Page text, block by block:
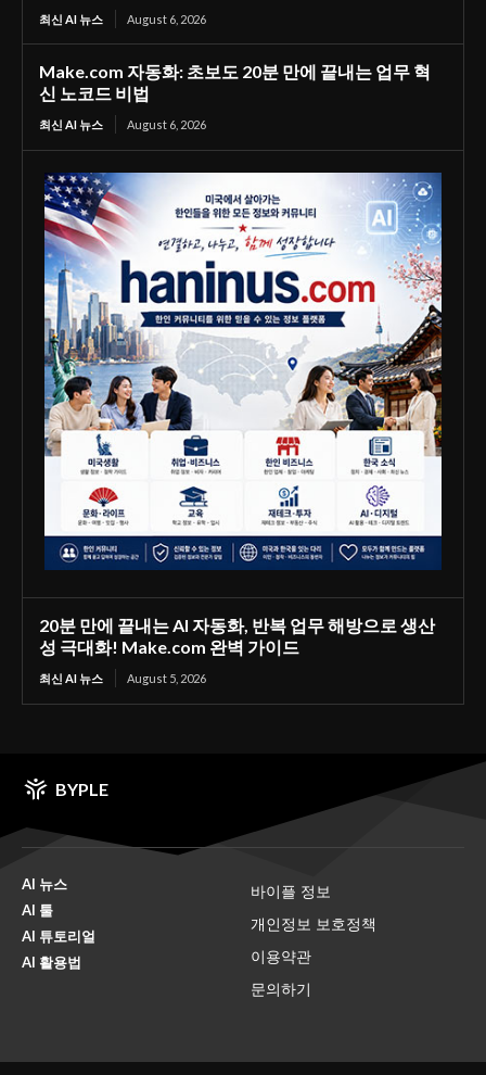
최신 AI 뉴스 August 6, 2026
Make.com 자동화: 초보도 20분 만에 끝내는 업무 혁
신 노코드 비법
최신 AI 뉴스 August 6, 2026
20분 만에 끝내는 AI 자동화, 반복 업무 해방으로 생산
성 극대화! Make.com 완벽 가이드
최신 AI 뉴스 August 5, 2026
BYPLE
AI 뉴스
AI 툴
AI 튜토리얼
AI 활용법
바이플 정보
개인정보 보호정책
이용약관
문의하기